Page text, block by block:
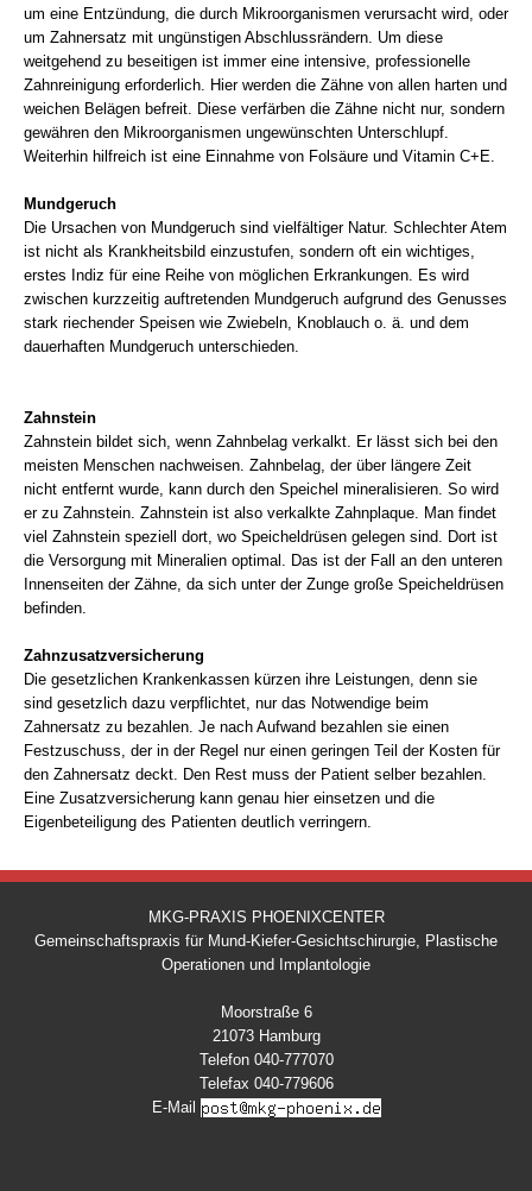
um eine Entzündung, die durch Mikroorganismen verursacht wird, oder
um Zahnersatz mit ungünstigen Abschlussrändern. Um diese
weitgehend zu beseitigen ist immer eine intensive, professionelle
Zahnreinigung erforderlich. Hier werden die Zähne von allen harten und
weichen Belägen befreit. Diese verfärben die Zähne nicht nur, sondern
gewähren den Mikroorganismen ungewünschten Unterschlupf.
Weiterhin hilfreich ist eine Einnahme von Folsäure und Vitamin C+E.
Mundgeruch
Die Ursachen von Mundgeruch sind vielfältiger Natur. Schlechter Atem
ist nicht als Krankheitsbild einzustufen, sondern oft ein wichtiges,
erstes Indiz für eine Reihe von möglichen Erkrankungen. Es wird
zwischen kurzzeitig auftretenden Mundgeruch aufgrund des Genusses
stark riechender Speisen wie Zwiebeln, Knoblauch o. ä. und dem
dauerhaften Mundgeruch unterschieden.
Zahnstein
Zahnstein bildet sich, wenn Zahnbelag verkalkt. Er lässt sich bei den
meisten Menschen nachweisen. Zahnbelag, der über längere Zeit
nicht entfernt wurde, kann durch den Speichel mineralisieren. So wird
er zu Zahnstein. Zahnstein ist also verkalkte Zahnplaque. Man findet
viel Zahnstein speziell dort, wo Speicheldrüsen gelegen sind. Dort ist
die Versorgung mit Mineralien optimal. Das ist der Fall an den unteren
Innenseiten der Zähne, da sich unter der Zunge große Speicheldrüsen
befinden.
Zahnzusatzversicherung
Die gesetzlichen Krankenkassen kürzen ihre Leistungen, denn sie
sind gesetzlich dazu verpflichtet, nur das Notwendige beim
Zahnersatz zu bezahlen. Je nach Aufwand bezahlen sie einen
Festzuschuss, der in der Regel nur einen geringen Teil der Kosten für
den Zahnersatz deckt. Den Rest muss der Patient selber bezahlen.
Eine Zusatzversicherung kann genau hier einsetzen und die
Eigenbeteiligung des Patienten deutlich verringern.
MKG-PRAXIS PHOENIXCENTER
Gemeinschaftspraxis für Mund-Kiefer-Gesichtschirurgie, Plastische
Operationen und Implantologie
Moorstraße 6
21073 Hamburg
Telefon 040-777070
Telefax 040-779606
E-Mail